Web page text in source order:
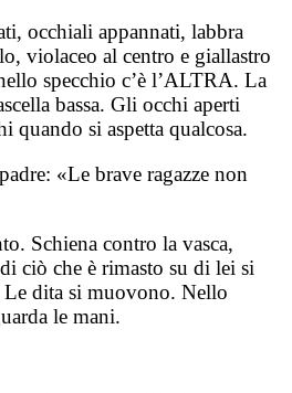
occhiali appannati, labbra
violaceo al centro e giallastro
specchio c’è l’ALTRA. La
bassa. Gli occhi aperti
quando si aspetta qualcosa.
«Le brave ragazze non
Schiena contro la vasca,
ciò che è rimasto su di lei si
Le dita si muovono. Nello
le mani.